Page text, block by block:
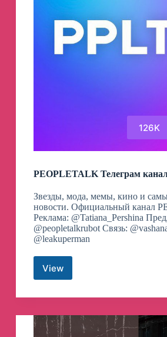
126K
PEOPLETALK Телеграм
Звезды, мода, мемы, кино и
новости. Официальный канал
Реклама: @Tatiana_Pershina
@peopletalkrubot Связь:
@leakuperman
ViewPEOPLETALK
канал